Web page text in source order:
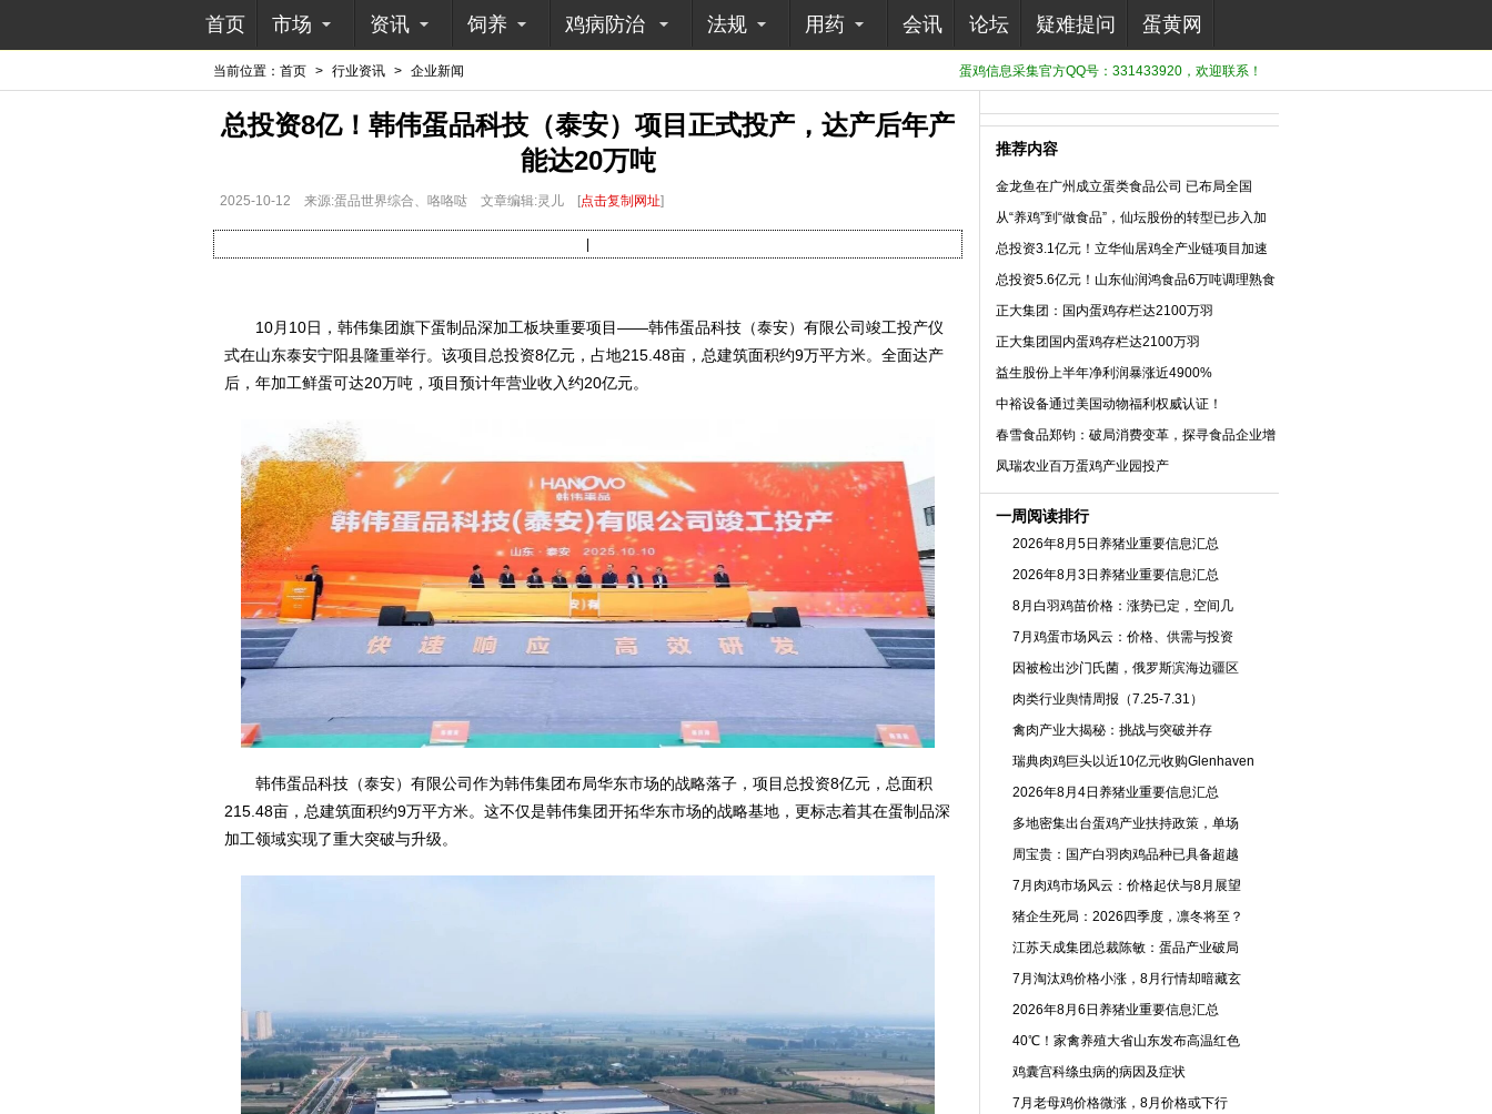
首页 市场 资讯 饲养 鸡病防治 法规 用药 会讯 论坛 疑难提问 蛋黄网
蛋鸡信息采集官方QQ号：331433920，欢迎联系！
当前位置： 首页 > 行业资讯 > 企业新闻
总投资8亿！韩伟蛋品科技（泰安）项目正式投产，达产后年产
能达20万吨
2025-10-12 来源:蛋品世界综合、咯咯哒 文章编辑:灵儿 [点击复制网址]
10月10日，韩伟集团旗下蛋制品深加工板块重要项目——韩伟蛋品科技（泰安）有限公司竣工投产仪
式在山东泰安宁阳县隆重举行。该项目总投资8亿元，占地215.48亩，总建筑面积约9万平方米。全面达产
后，年加工鲜蛋可达20万吨，项目预计年营业收入约20亿元。
韩伟蛋品科技（泰安）有限公司作为韩伟集团布局华东市场的战略落子，项目总投资8亿元，总面积
215.48亩，总建筑面积约9万平方米。这不仅是韩伟集团开拓华东市场的战略基地，更标志着其在蛋制品深
加工领域实现了重大突破与升级。
推荐内容
金龙鱼在广州成立蛋类食品公司 已布局全国
1900万羽蛋鸡产能
从“养鸡”到“做食品”，仙坛股份的转型已步入加
速期
总投资3.1亿元！立华仙居鸡全产业链项目加速
推进
总投资5.6亿元！山东仙润鸿食品6万吨调理熟食
项目盛大启动
正大集团：国内蛋鸡存栏达2100万羽
正大集团国内蛋鸡存栏达2100万羽
益生股份上半年净利润暴涨近4900%
中裕设备通过美国动物福利权威认证！
春雪食品郑钧：破局消费变革，探寻食品企业增
长新路径
凤瑞农业百万蛋鸡产业园投产
一周阅读排行
2026年8月5日养猪业重要信息汇总
2026年8月3日养猪业重要信息汇总
8月白羽鸡苗价格：涨势已定，空间几
7月鸡蛋市场风云：价格、供需与投资
因被检出沙门氏菌，俄罗斯滨海边疆区
肉类行业舆情周报（7.25-7.31）
禽肉产业大揭秘：挑战与突破并存
瑞典肉鸡巨头以近10亿元收购Glenhaven
2026年8月4日养猪业重要信息汇总
多地密集出台蛋鸡产业扶持政策，单场
周宝贵：国产白羽肉鸡品种已具备超越
7月肉鸡市场风云：价格起伏与8月展望
猪企生死局：2026四季度，凛冬将至？
江苏天成集团总裁陈敏：蛋品产业破局
7月淘汰鸡价格小涨，8月行情却暗藏玄
2026年8月6日养猪业重要信息汇总
40℃！家禽养殖大省山东发布高温红色
鸡囊宫科绦虫病的病因及症状
7月老母鸡价格微涨，8月价格或下行